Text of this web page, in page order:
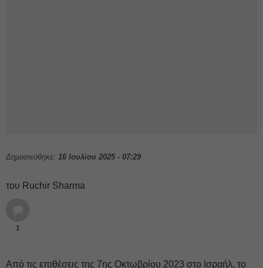
Δημοσιεύθηκε: 16 Ιουλίου 2025 - 07:29
του Ruchir Sharma
1
Από τις επιθέσεις της 7ης Οκτωβρίου 2023 στο Ισραήλ, το